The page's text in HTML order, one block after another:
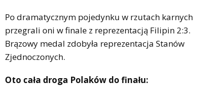
Po dramatycznym pojedynku w rzutach karnych
przegrali oni w finale z reprezentacją Filipin 2:3.
Brązowy medal zdobyła reprezentacja Stanów
Zjednoczonych.
Oto cała droga Polaków do finału: